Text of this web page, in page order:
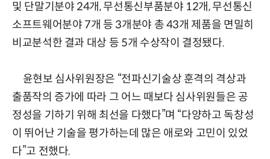
및 단말기분야 24개, 무선통신부품분야 12개, 무선통신
소프트웨어분야 7개 등 3개분야 총 43개 제품을 면밀히
비교분석한 결과 대상 등 5개 수상작이 결정됐다.
윤현보 심사위원장은 “전파신기술상 훈격의 격상과
출품작의 증가에 따라 그 어느 때보다 심사위원들은 공
정성을 기하기 위해 최선을 다했다”며 “다양하고 독창성
이 뛰어난 기술을 평가하는데 많은 애로와 고민이 있었
다”고 전했다.